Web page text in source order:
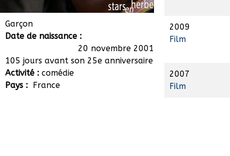
Lancelot Roch
Garçon
Date de naissance :
20 novembre 2001
105 jours avant son 25e anniversaire
Activité : comédie
Pays : France
2009
Film
2007
Film